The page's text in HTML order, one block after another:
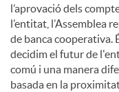
l’aprovació dels
l’entitat, l’Assemblea
de banca cooperativa.
decidim el futur de
comú i una manera
basada en la